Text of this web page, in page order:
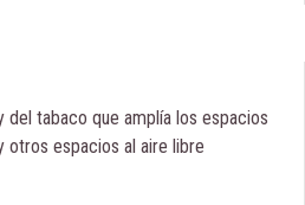
tabaco que amplía los espacios
otros espacios al aire libre